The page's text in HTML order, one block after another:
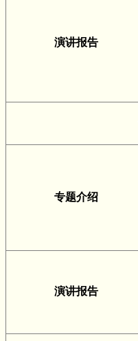
演讲报告
专题介绍
演讲报告